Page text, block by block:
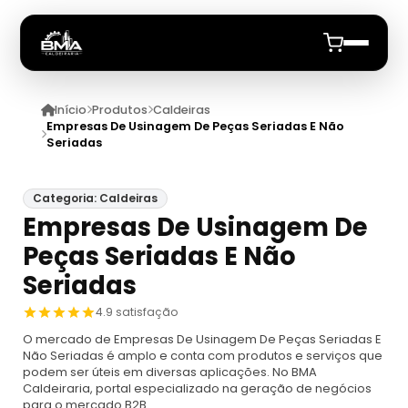
Início
Produtos
Caldeiras
Automação De Caldeiras
Caldeira De Recuperação
Caldeira De Recuperação Celulose
Inspecao Feitas Em Caldeiras
Cotação Inspeção De Caldeiras
Cotar Inspeção De Caldeiras
Montagem De Caldeira
Empresa De Montagem De Caldeiras A Gás
Caldeiras A Vapor
Anuncie
Início Produtos Caldeiras
Empresas De Usinagem De Peças Seriadas E Não
Seriadas
Categoria: Caldeiras
Empresas De Usinagem De
Peças Seriadas E Não
Seriadas
4.9 satisfação
O mercado de Empresas De Usinagem De Peças Seriadas E
Não Seriadas é amplo e conta com produtos e serviços que
podem ser úteis em diversas aplicações. No BMA
Caldeiraria, portal especializado na geração de negócios